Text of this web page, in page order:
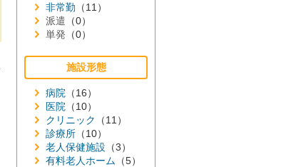
非常勤 （11）
派遣 （0）
単発 （0）
施設形態
病院 （16）
医院 （10）
クリニック
（11）
診療所 （10）
老人保健施設 （3）
有料老人ホーム （5）